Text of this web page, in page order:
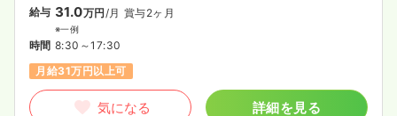
給与 31.0万円/月 賞与2ヶ月
※一例
時間 8:30～17:30
月給31万円以上可
気になる 詳細を見る